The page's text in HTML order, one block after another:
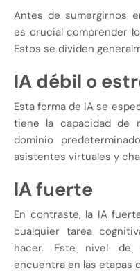
Antes de sumergirnos
es crucial comprender
Estos se dividen
IA débil o
Esta forma de IA se
tiene la capacidad de
dominio
asistentes virtuales y
IA fuerte
En contraste, la IA
cualquier tarea
hacer. Este nivel de
encuentra en las etapas